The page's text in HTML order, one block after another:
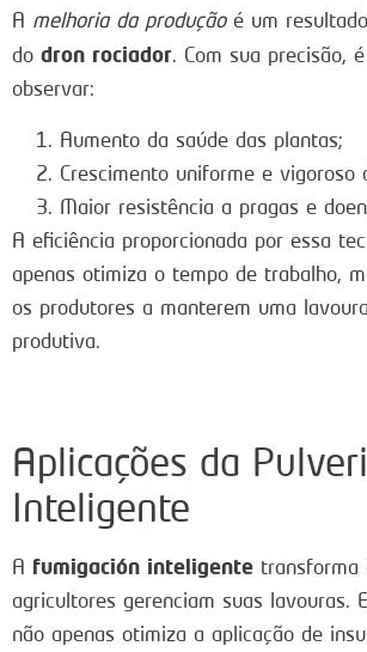
A melhoria da produçãoé um
do dron rociador. Com sua precisão,
observar:
Aumento da saúde das plantas;
Crescimento uniforme e vigoroso
Maior resistência a pragas e
A eficiência proporcionada por essa
apenas otimiza o tempo de trabalho,
os produtores a manterem uma
produtiva.
Aplicações da
Inteligente
A fumigación inteligente transforma
agricultores gerenciam suas lavouras.
não apenas otimiza a aplicação de